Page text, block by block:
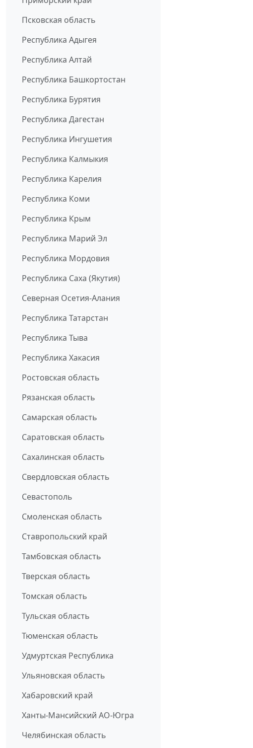
Псковская область
Республика Адыгея
Республика Алтай
Республика Башкортостан
Республика Бурятия
Республика Дагестан
Республика Ингушетия
Республика Калмыкия
Республика Карелия
Республика Коми
Республика Крым
Республика Марий Эл
Республика Мордовия
Республика Саха (Якутия)
Северная Осетия-Алания
Республика Татарстан
Республика Тыва
Республика Хакасия
Ростовская область
Рязанская область
Самарская область
Саратовская область
Сахалинская область
Свердловская область
Севастополь
Смоленская область
Ставропольский край
Тамбовская область
Тверская область
Томская область
Тульская область
Тюменская область
Удмуртская Республика
Ульяновская область
Хабаровский край
Ханты-Мансийский АО-Югра
Челябинская область